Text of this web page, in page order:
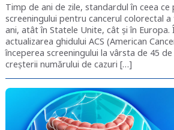
Timp de ani de zile, standardul în ceea ce
screeningului pentru cancerul colorectal
ani, atât în Statele Unite, cât și în Europa.
actualizarea ghidului ACS (American
începerea screeningului la vârsta de 45
creșterii numărului de cazuri […]